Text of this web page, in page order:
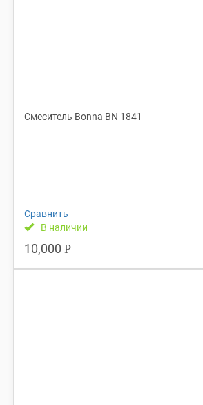
Смеситель Bonna BN 1841
Сравнить
В наличии
10,000 Р